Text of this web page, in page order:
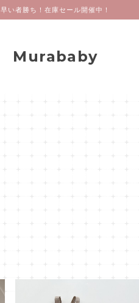
早い者勝ち！在庫セール開催中！
Murababy